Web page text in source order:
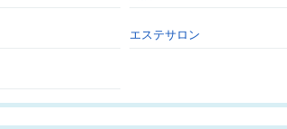
エステサロン